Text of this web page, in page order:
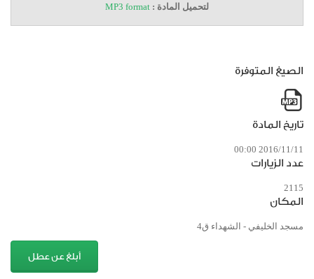
لتحميل المادة : MP3 format
الصيغ المتوفرة
تاريخ المادة
2016/11/11 00:00
عدد الزيارات
2115
المكان
مسجد الخليفي - الشهداء ق4